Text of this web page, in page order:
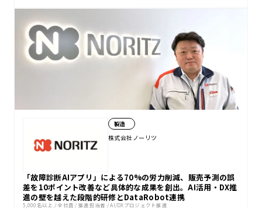
製造
株式会社ノーリツ
「故障診断AIアプリ」による70%の労力削減、販売予測の誤
差を10ポイント改善など具体的な成果を創出。AI活用・DX推
進の壁を越えた段階的研修とDataRobot連携
5,000名以上 /全社員 /推進担当者 /AI/DXプロジェクト推進